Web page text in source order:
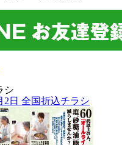
シ
2日 全国折込チラシ